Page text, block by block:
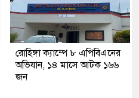
রোহিঙ্গা ক্যাম্পে ৮ এপিবিএনের
অভিযান, ১৪ মাসে আটক ১৬৬
জন